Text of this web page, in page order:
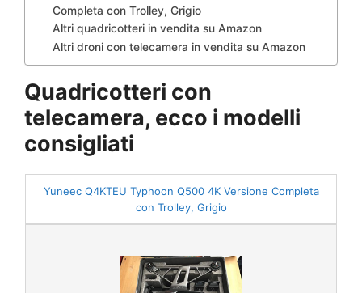
Completa con Trolley, Grigio
Altri quadricotteri in vendita su Amazon
Altri droni con telecamera in vendita su Amazon
Quadricotteri con
telecamera, ecco i modelli
consigliati
Yuneec Q4KTEU Typhoon Q500 4K Versione Completa
con Trolley, Grigio